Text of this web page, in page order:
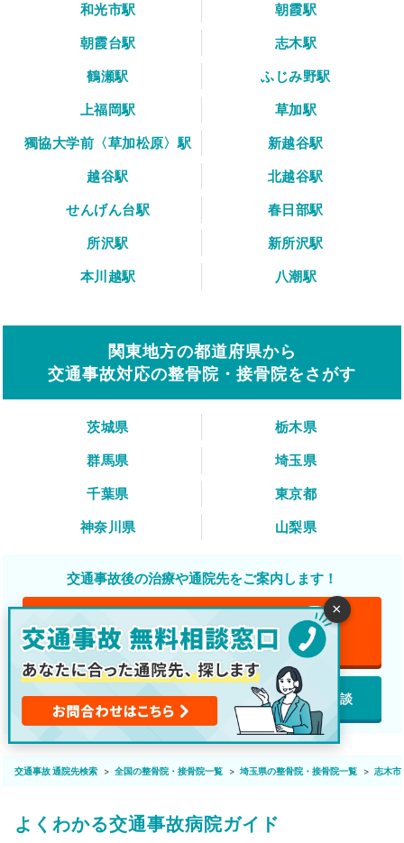
和光市駅
朝霞駅
朝霞台駅
志木駅
鶴瀬駅
ふじみ野駅
上福岡駅
草加駅
獨協大学前〈草加松原〉駅
新越谷駅
越谷駅
北越谷駅
せんげん台駅
春日部駅
所沢駅
新所沢駅
本川越駅
八潮駅
関東地方の都道府県から
交通事故対応の整骨院・接骨院をさがす
茨城県
栃木県
群馬県
埼玉県
千葉県
東京都
神奈川県
山梨県
交通事故後の治療や通院先をご案内します！
無料 電話で無料相談
LINEで無料相談 featured_play_list webで無料相談
交通事故 通院先検索 全国の整骨院・接骨院一覧 埼玉県の整骨院・接骨院一覧 志木市
よくわかる交通事故病院ガイド
×